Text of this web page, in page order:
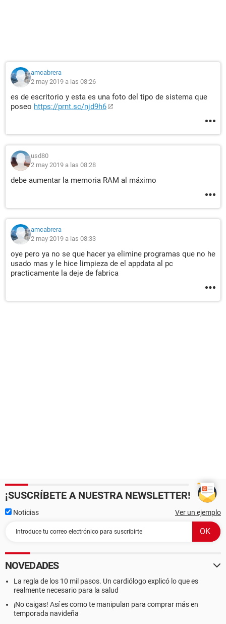
amcabrera
2 may 2019 a las 08:26
es de escritorio y esta es una foto del tipo de sistema que
poseo https://prnt.sc/njd9h6
usd80
2 may 2019 a las 08:28
debe aumentar la memoria RAM al máximo
amcabrera
2 may 2019 a las 08:33
oye pero ya no se que hacer ya elimine programas que no he
usado mas y le hice limpieza de el appdata al pc
practicamente la deje de fabrica
¡SUSCRÍBETE A NUESTRA NEWSLETTER!
Noticias Ver un ejemplo
NOVEDADES
La regla de los 10 mil pasos. Un cardiólogo explicó lo que es
realmente necesario para la salud
¡No caigas! Así es como te manipulan para comprar más en
temporada navideña